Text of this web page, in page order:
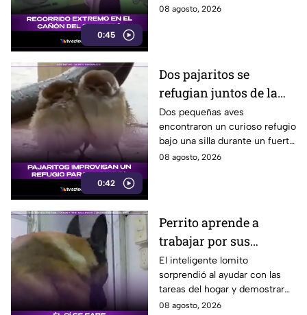
0:45
se reportaron personas heridas
08 agosto, 2026
0:42
Dos pajaritos se
refugian juntos de la
lluvia y se vuelven
virales
Dos pequeñas aves
encontraron un curioso refugio
bajo una silla durante un fuerte
aguacero y conmovieron a
08 agosto, 2026
Perrito aprende a
trabajar por sus
premios y se vuelve
viral
El inteligente lomito
sorprendió al ayudar con las
tareas del hogar y demostrar
que ya conoce la fórmula:
08 agosto, 2026